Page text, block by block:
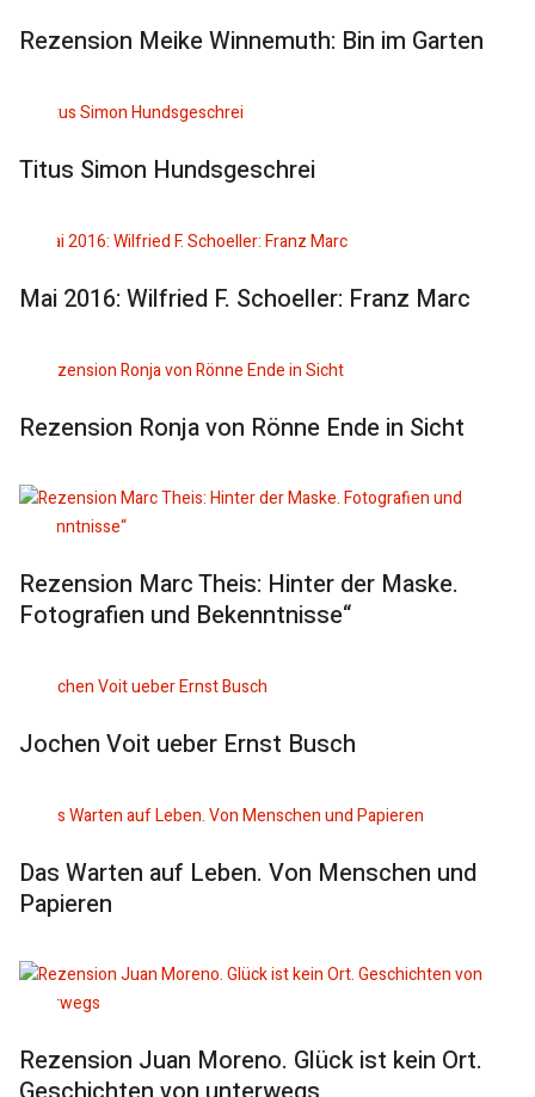
Rezension Meike Winnemuth: Bin im Garten
Titus Simon Hundsgeschrei
Mai 2016: Wilfried F. Schoeller: Franz Marc
Rezension Ronja von Rönne Ende in Sicht
Rezension Marc Theis: Hinter der Maske.
Fotografien und Bekenntnisse“
Jochen Voit ueber Ernst Busch
Das Warten auf Leben. Von Menschen und
Papieren
Rezension Juan Moreno. Glück ist kein Ort.